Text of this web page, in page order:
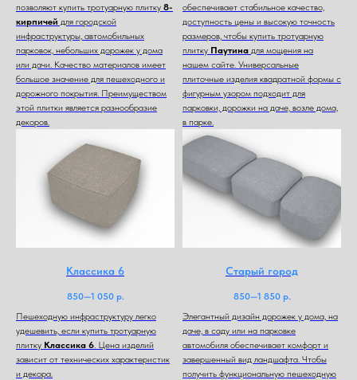
позволяют купить тротуарную плитку 8-
кирпичей для городской
инфраструктуры, автомобильных
парковок, небольших дорожек у дома
или дачи. Качество материалов имеет
большое значение для пешеходного и
дорожного покрытия. Преимуществом
этой плитки является разнообразие
декоров.
обеспечивает стабильное качество,
доступность цены и высокую точность
размеров, чтобы купить тротуарную
плитку Паутина для мощения на
нашем сайте. Универсальные
плиточные изделия квадратной формы с
фигурным узором подходит для
парковки, дорожки на даче, возле дома,
в парке.
Классика 6
850—1 050 р.
Пешеходную инфраструктуру легко
удешевить, если купить тротуарную
плитку Классика 6. Цена изделий
зависит от технических характеристик
и декора.
Старый город
850—1 850 р.
Элегантный дизайн дорожек у дома, на
даче, в саду или на парковке
автомобиля обеспечивает комфорт и
завершенный вид ландшафта. Чтобы
получить функциональную пешеходную